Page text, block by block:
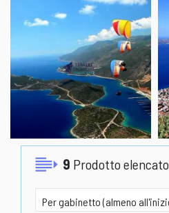
9 Prodotto elencato